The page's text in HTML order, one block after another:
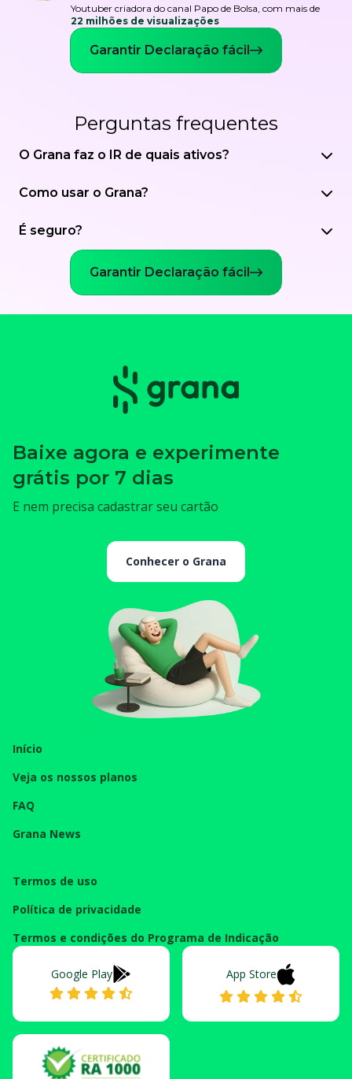
Youtuber criadora do canal Papo de Bolsa, com mais de
22 milhões de visualizações
Garantir Declaração fácil
Perguntas frequentes
O Grana faz o IR de quais ativos?
Como usar o Grana?
É seguro?
Garantir Declaração fácil
Baixe agora e experimente
grátis por 7 dias
E nem precisa cadastrar seu cartão
Conhecer o Grana
Início
Veja os nossos planos
FAQ
Grana News
Termos de uso
Política de privacidade
Termos e condições do Programa de Indicação
Google Play App Store